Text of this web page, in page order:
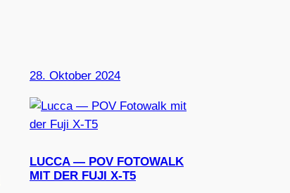
28. Oktober 2024
LUCCA — POV FOTOWALK
MIT DER FUJI X-T5